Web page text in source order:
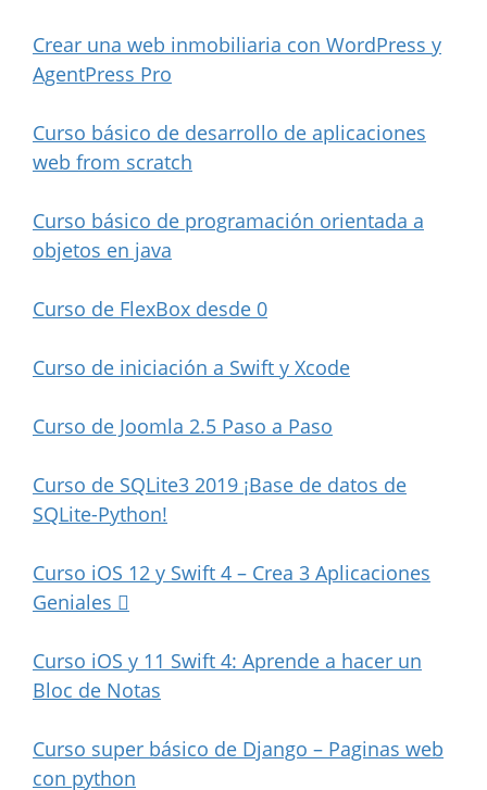
Crear una web inmobiliaria con WordPress y
AgentPress Pro
Curso básico de desarrollo de aplicaciones
web from scratch
Curso básico de programación orientada a
objetos en java
Curso de FlexBox desde 0
Curso de iniciación a Swift y Xcode
Curso de Joomla 2.5 Paso a Paso
Curso de SQLite3 2019 ¡Base de datos de
SQLite-Python!
Curso iOS 12 y Swift 4 – Crea 3 Aplicaciones
Geniales 
Curso iOS y 11 Swift 4: Aprende a hacer un
Bloc de Notas
Curso super básico de Django – Paginas web
con python